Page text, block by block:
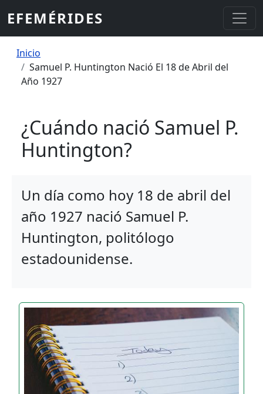
EFEMÉRIDES
Sobrescribir enlaces de ayuda a la
Inicio
Samuel P. Huntington Nació El 18 de Abril del
Año 1927
¿Cuándo nació Samuel P.
Huntington?
Un día como hoy 18 de abril del
año 1927 nació Samuel P.
Huntington, politólogo
estadounidense.